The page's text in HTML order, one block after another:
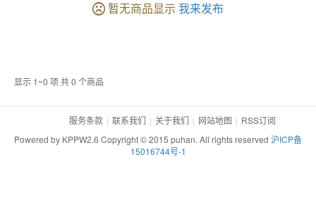
暂无商品显示 我来发布
显示 1~0 项 共 0 个商品
服务条款 联系我们 关于我们 网站地图
RSS订阅
Powered by KPPW2.6 Copyright © 2015 puhan. All rights reserved 沪ICP备
15016744号-1